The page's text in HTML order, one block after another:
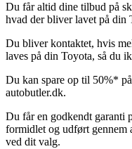
Du får altid dine tilbud på
hvad der bliver lavet på din
Du bliver kontaktet, hvis
laves på din Toyota, så du
Du kan spare op til 50%*
autobutler.dk.
Du får en godkendt garanti
formidlet og udført gennem
ved dit valg.